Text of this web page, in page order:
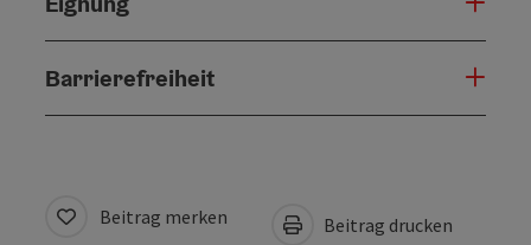
Barrierefreiheit
Beitrag merken Beitrag drucken